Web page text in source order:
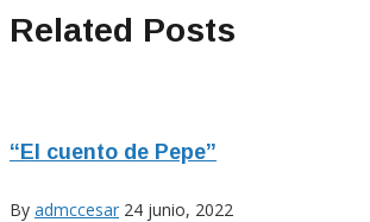
Related Posts
“El cuento de Pepe”
By admccesar 24 junio, 2022